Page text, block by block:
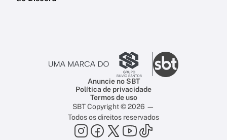
Anuncie no SBT
Política de privacidade
Termos de uso
SBT Copyright © 2026 —
Todos os direitos reservados